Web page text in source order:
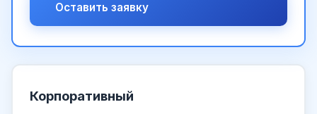
Оставить заявку
Корпоративный